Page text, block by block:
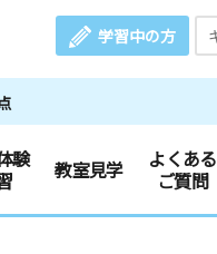
学習中の方
験
教室見学
よくある
ご質問